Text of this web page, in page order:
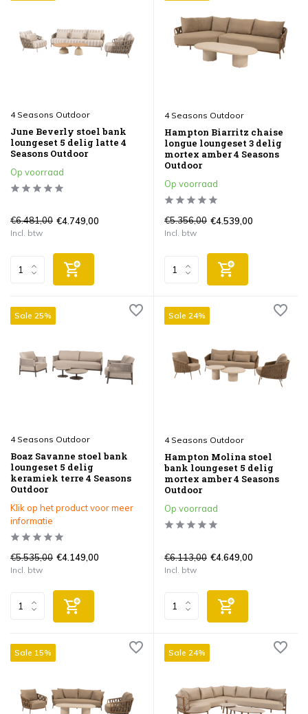
4 Seasons Outdoor
June Beverly stoel bank
loungeset 5 delig latte 4
Seasons Outdoor
Op voorraad
€6.481,00 €4.749,00
Incl. btw
4 Seasons Outdoor
Hampton Biarritz chaise
longue loungeset 3 delig
mortex amber 4 Seasons
Outdoor
Op voorraad
€5.356,00 €4.539,00
Incl. btw
Sale 25%
4 Seasons Outdoor
Boaz Savanne stoel bank
loungeset 5 delig
keramiek terre 4 Seasons
Outdoor
Klik op het product voor meer
informatie
€5.535,00 €4.149,00
Incl. btw
Sale 24%
4 Seasons Outdoor
Hampton Molina stoel
bank loungeset 5 delig
mortex amber 4 Seasons
Outdoor
Op voorraad
€6.113,00 €4.649,00
Incl. btw
Sale 15% Sale 24%